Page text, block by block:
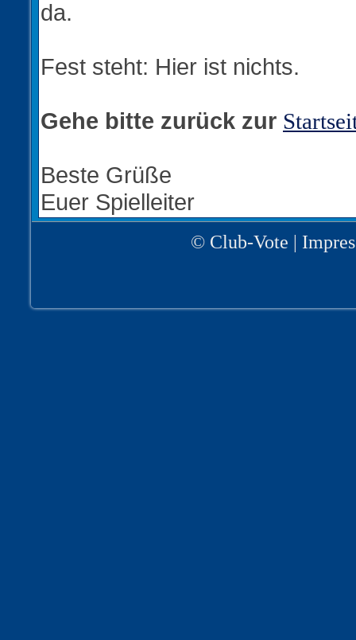
da.
Fest steht: Hier ist nichts.
Gehe bitte zurück zur
Beste Grüße
Euer Spielleiter
© Club-Vote |